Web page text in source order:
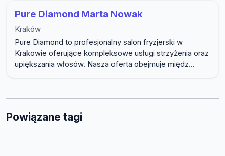
Pure Diamond Marta Nowak
Kraków
Pure Diamond to profesjonalny salon fryzjerski w
Krakowie oferujące kompleksowe usługi strzyżenia oraz
upiększania włosów. Nasza oferta obejmuje międz...
Powiązane tagi